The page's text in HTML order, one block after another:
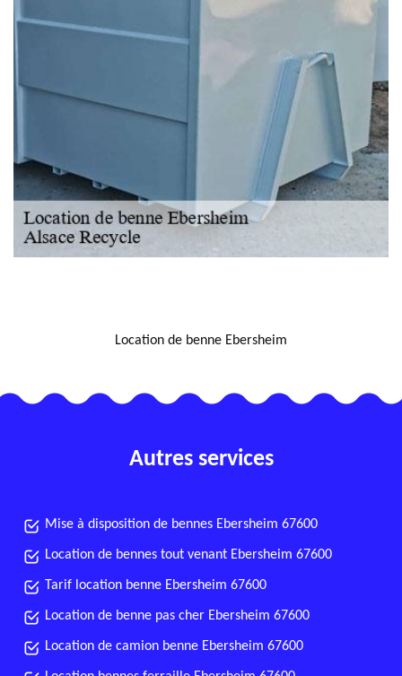
Location de benne Ebersheim
Autres services
Mise à disposition de bennes Ebersheim 67600
Location de bennes tout venant Ebersheim 67600
Tarif location benne Ebersheim 67600
Location de benne pas cher Ebersheim 67600
Location de camion benne Ebersheim 67600